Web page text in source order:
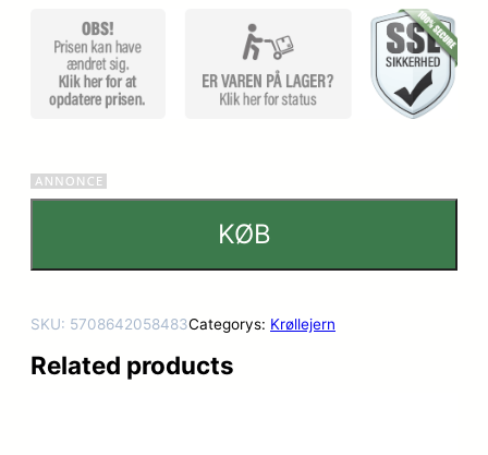
KØB
SKU: 5708642058483Categorys: Krøllejern
Related products